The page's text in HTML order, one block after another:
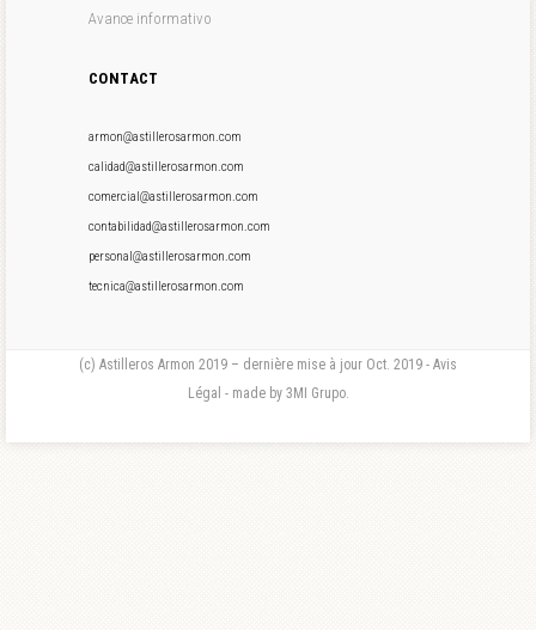
Avance informativo
CONTACT
armon@astillerosarmon.com
calidad@astillerosarmon.com
comercial@astillerosarmon.com
contabilidad@astillerosarmon.com
personal@astillerosarmon.com
tecnica@astillerosarmon.com
(c) Astilleros Armon 2019 – dernière mise à jour Oct. 2019 - Avis
Légal - made by 3MI Grupo.